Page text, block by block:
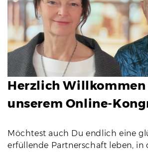
Herzlich Willkommen
unserem Online-
Möchtest auch Du endlich eine
erfüllende Partnerschaft leben, in